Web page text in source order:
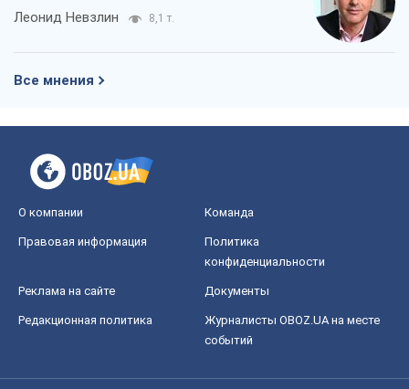
Леонид Невзлин 8,1 т.
Все мнения
О компании Команда
Правовая информация
Политика
конфиденциальности
Реклама на сайте Документы
Редакционная политика
Журналисты OBOZ.UA на месте
событий